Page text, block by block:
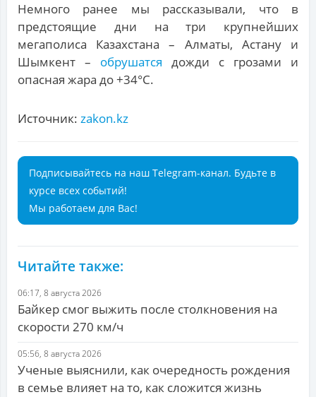
Немного ранее мы рассказывали, что в
предстоящие дни на три крупнейших
мегаполиса Казахстана – Алматы, Астану и
Шымкент – обрушатся дожди с грозами и
опасная жара до +34°С.
Источник: zakon.kz
Подписывайтесь на наш Telegram-канал. Будьте в
курсе всех событий!
Мы работаем для Вас!
Читайте также:
06:17, 8 августа 2026
Байкер смог выжить после столкновения на
скорости 270 км/ч
05:56, 8 августа 2026
Ученые выяснили, как очередность рождения
в семье влияет на то, как сложится жизнь